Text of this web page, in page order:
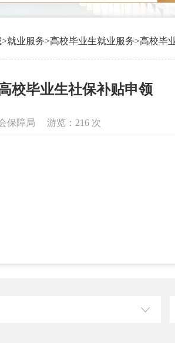
>就业服务>高校毕业生就业服务>高校毕
校毕业生社保补贴申领
保障局 游览： 216 次